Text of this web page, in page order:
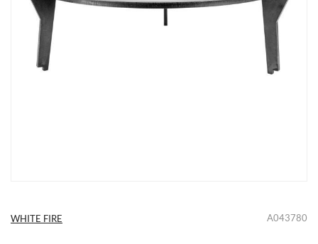
WHITE FIRE A043780
begin